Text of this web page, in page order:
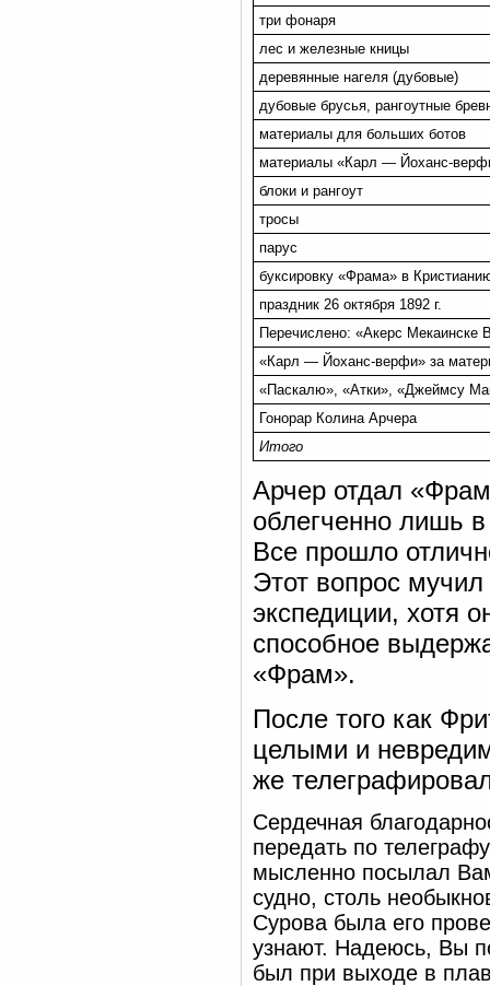
три фонаря
лес и железные кницы
деревянные нагеля (дубовые)
дубовые брусья, рангоутные
материалы для больших ботов
материалы «Карл — Йоханс-
блоки и рангоут
тросы
парус
буксировку «Фрама» в
праздник 26 октября 1892 г.
Перечислено: «Акерс Мекаинске
«Карл — Йоханс-верфи» за
«Паскалю», «Атки», «Джеймсу
Гонорар Колина Арчера
Итого
Арчер отдал
облегченно лишь
Все прошло
Этот вопрос
экспедиции, хотя
способное
«Фрам».
После того как
целыми и
же
Сердечная
передать по
мысленно посылал
судно, столь
Сурова была его
узнают. Надеюсь, Вы
был при выходе в